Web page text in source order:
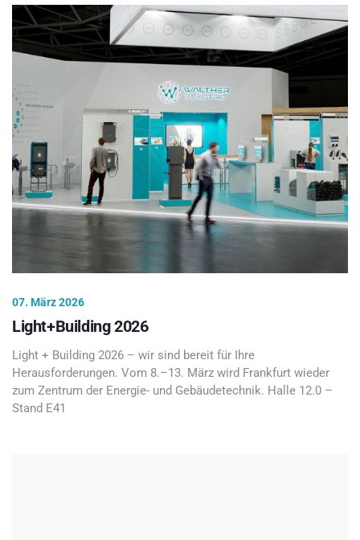
07. März 2026
Light+Building 2026
Light + Building 2026 – wir sind bereit für Ihre
Herausforderungen. Vom 8.–13. März wird Frankfurt wieder
zum Zentrum der Energie- und Gebäudetechnik. Halle 12.0 –
Stand E41